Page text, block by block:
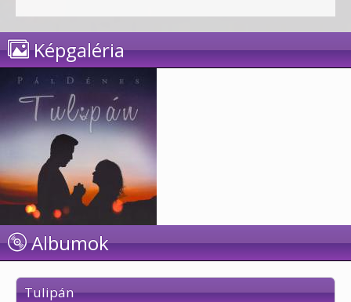
Képgaléria
Albumok
Tulipán